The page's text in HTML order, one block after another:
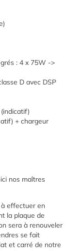
: 4 x 75W ->
D avec DSP
+ chargeur
nos maîtres
effectuer en
la plaque de
sera à renouveler
se fait
et carré de notre